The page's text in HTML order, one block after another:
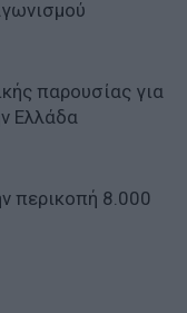
παρουσίας για
Ελλάδα
περικοπή 8.000